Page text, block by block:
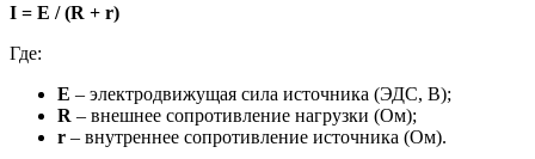
I = E / (R + r)
Где:
E – электродвижущая сила источника (ЭДС, В);
R – внешнее сопротивление нагрузки (Ом);
r – внутреннее сопротивление источника (Ом).